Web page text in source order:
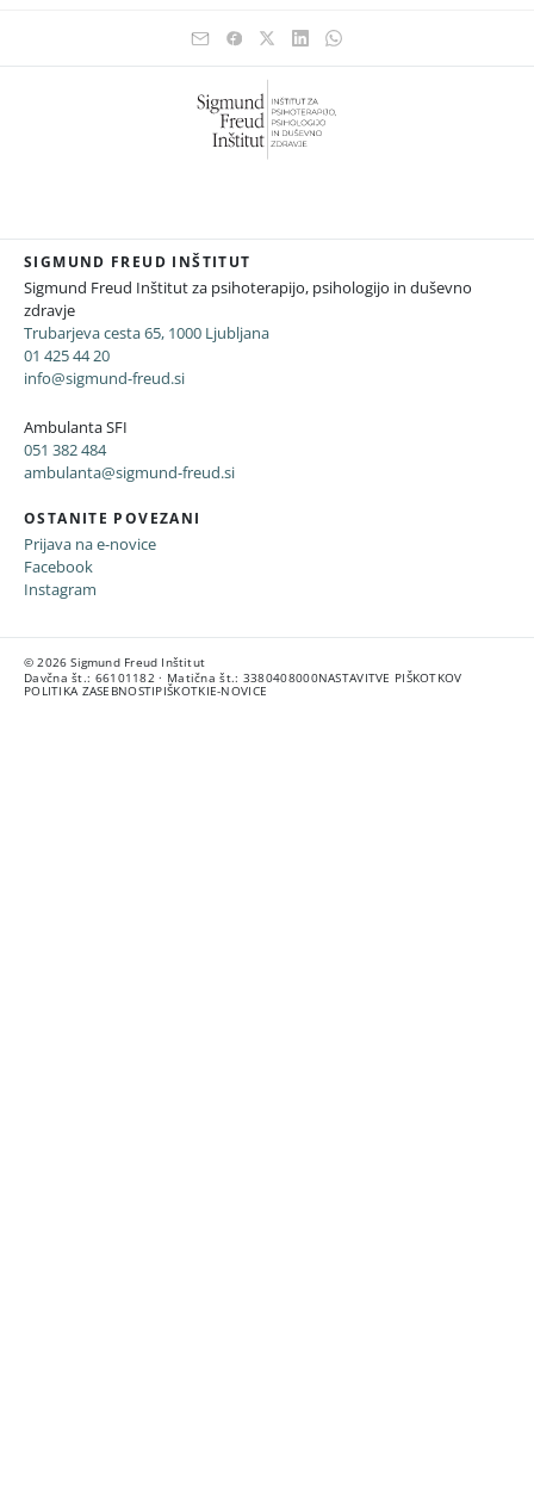
SIGMUND FREUD INŠTITUT
Sigmund Freud Inštitut za psihoterapijo, psihologijo in duševno
zdravje
Trubarjeva cesta 65, 1000 Ljubljana
01 425 44 20
info@sigmund-freud.si
Ambulanta SFI
051 382 484
ambulanta@sigmund-freud.si
OSTANITE POVEZANI
Prijava na e-novice
Facebook
Instagram
© 2026 Sigmund Freud Inštitut
Davčna št.: 66101182 · Matična št.: 3380408000NASTAVITVE PIŠKOTKOV
POLITIKA ZASEBNOSTIPIŠKOTKIE-NOVICE